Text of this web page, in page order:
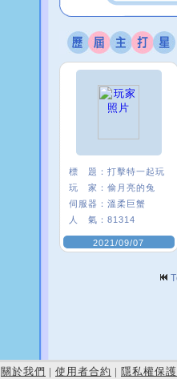
標 題： 打擊特一起玩
玩 家： 偷月亮的兔
伺服器： 溫柔巨蟹
人 氣： 81314
2021/09/07
關於我們 | 使用者合約 | 隱私權保護